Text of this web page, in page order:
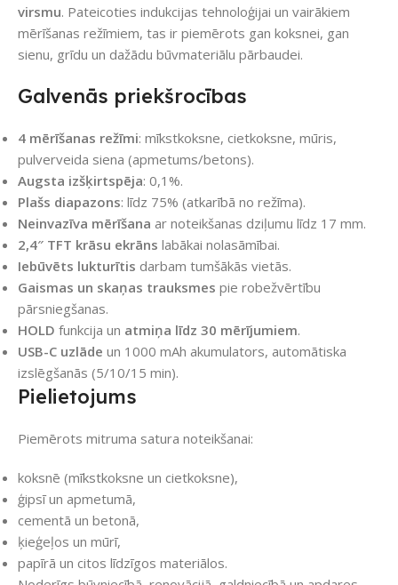
virsmu. Pateicoties indukcijas tehnoloģijai un vairākiem
mērīšanas režīmiem, tas ir piemērots gan koksnei, gan
sienu, grīdu un dažādu būvmateriālu pārbaudei.
Galvenās priekšrocības
4 mērīšanas režīmi: mīkstkoksne, cietkoksne, mūris,
pulverveida siena (apmetums/betons).
Augsta izšķirtspēja: 0,1%.
Plašs diapazons: līdz 75% (atkarībā no režīma).
Neinvazīva mērīšana ar noteikšanas dziļumu līdz 17 mm.
2,4″ TFT krāsu ekrāns labākai nolasāmībai.
Iebūvēts lukturītis darbam tumšākās vietās.
Gaismas un skaņas trauksmes pie robežvērtību
pārsniegšanas.
HOLD funkcija un atmiņa līdz 30 mērījumiem.
USB-C uzlāde un 1000 mAh akumulators, automātiska
izslēgšanās (5/10/15 min).
Pielietojums
Piemērots mitruma satura noteikšanai:
koksnē (mīkstkoksne un cietkoksne),
ģipsī un apmetumā,
cementā un betonā,
ķieģeļos un mūrī,
papīrā un citos līdzīgos materiālos.